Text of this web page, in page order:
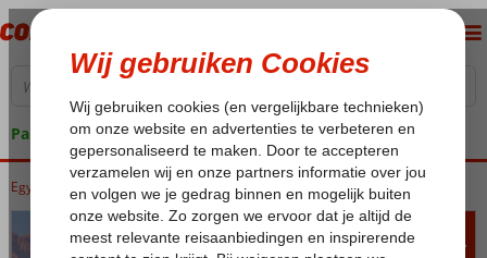
Pakketgarantie
Home
Egypte Rode Zee Sharm el Sheikh Sharks Bay
va 600 p.p.